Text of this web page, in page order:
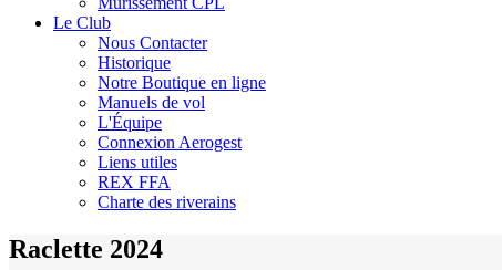
Le Club
Nous Contacter
Historique
Notre Boutique en ligne
Manuels de vol
L'Équipe
Connexion Aerogest
Liens utiles
REX FFA
Charte des riverains
Raclette 2024